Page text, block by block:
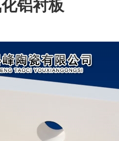
铝衬板